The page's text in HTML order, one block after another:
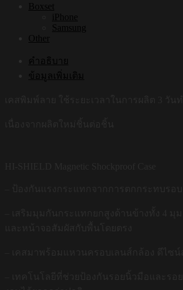
Boxset
iPhone
Samsung
Other
คำอธิบาย
ข้อมูลเพิ่มเติม